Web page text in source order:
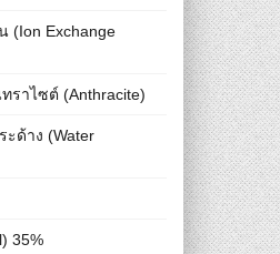
(Ion Exchange
ราไซต์ (Anthracite)
ะด้าง (Water
35%